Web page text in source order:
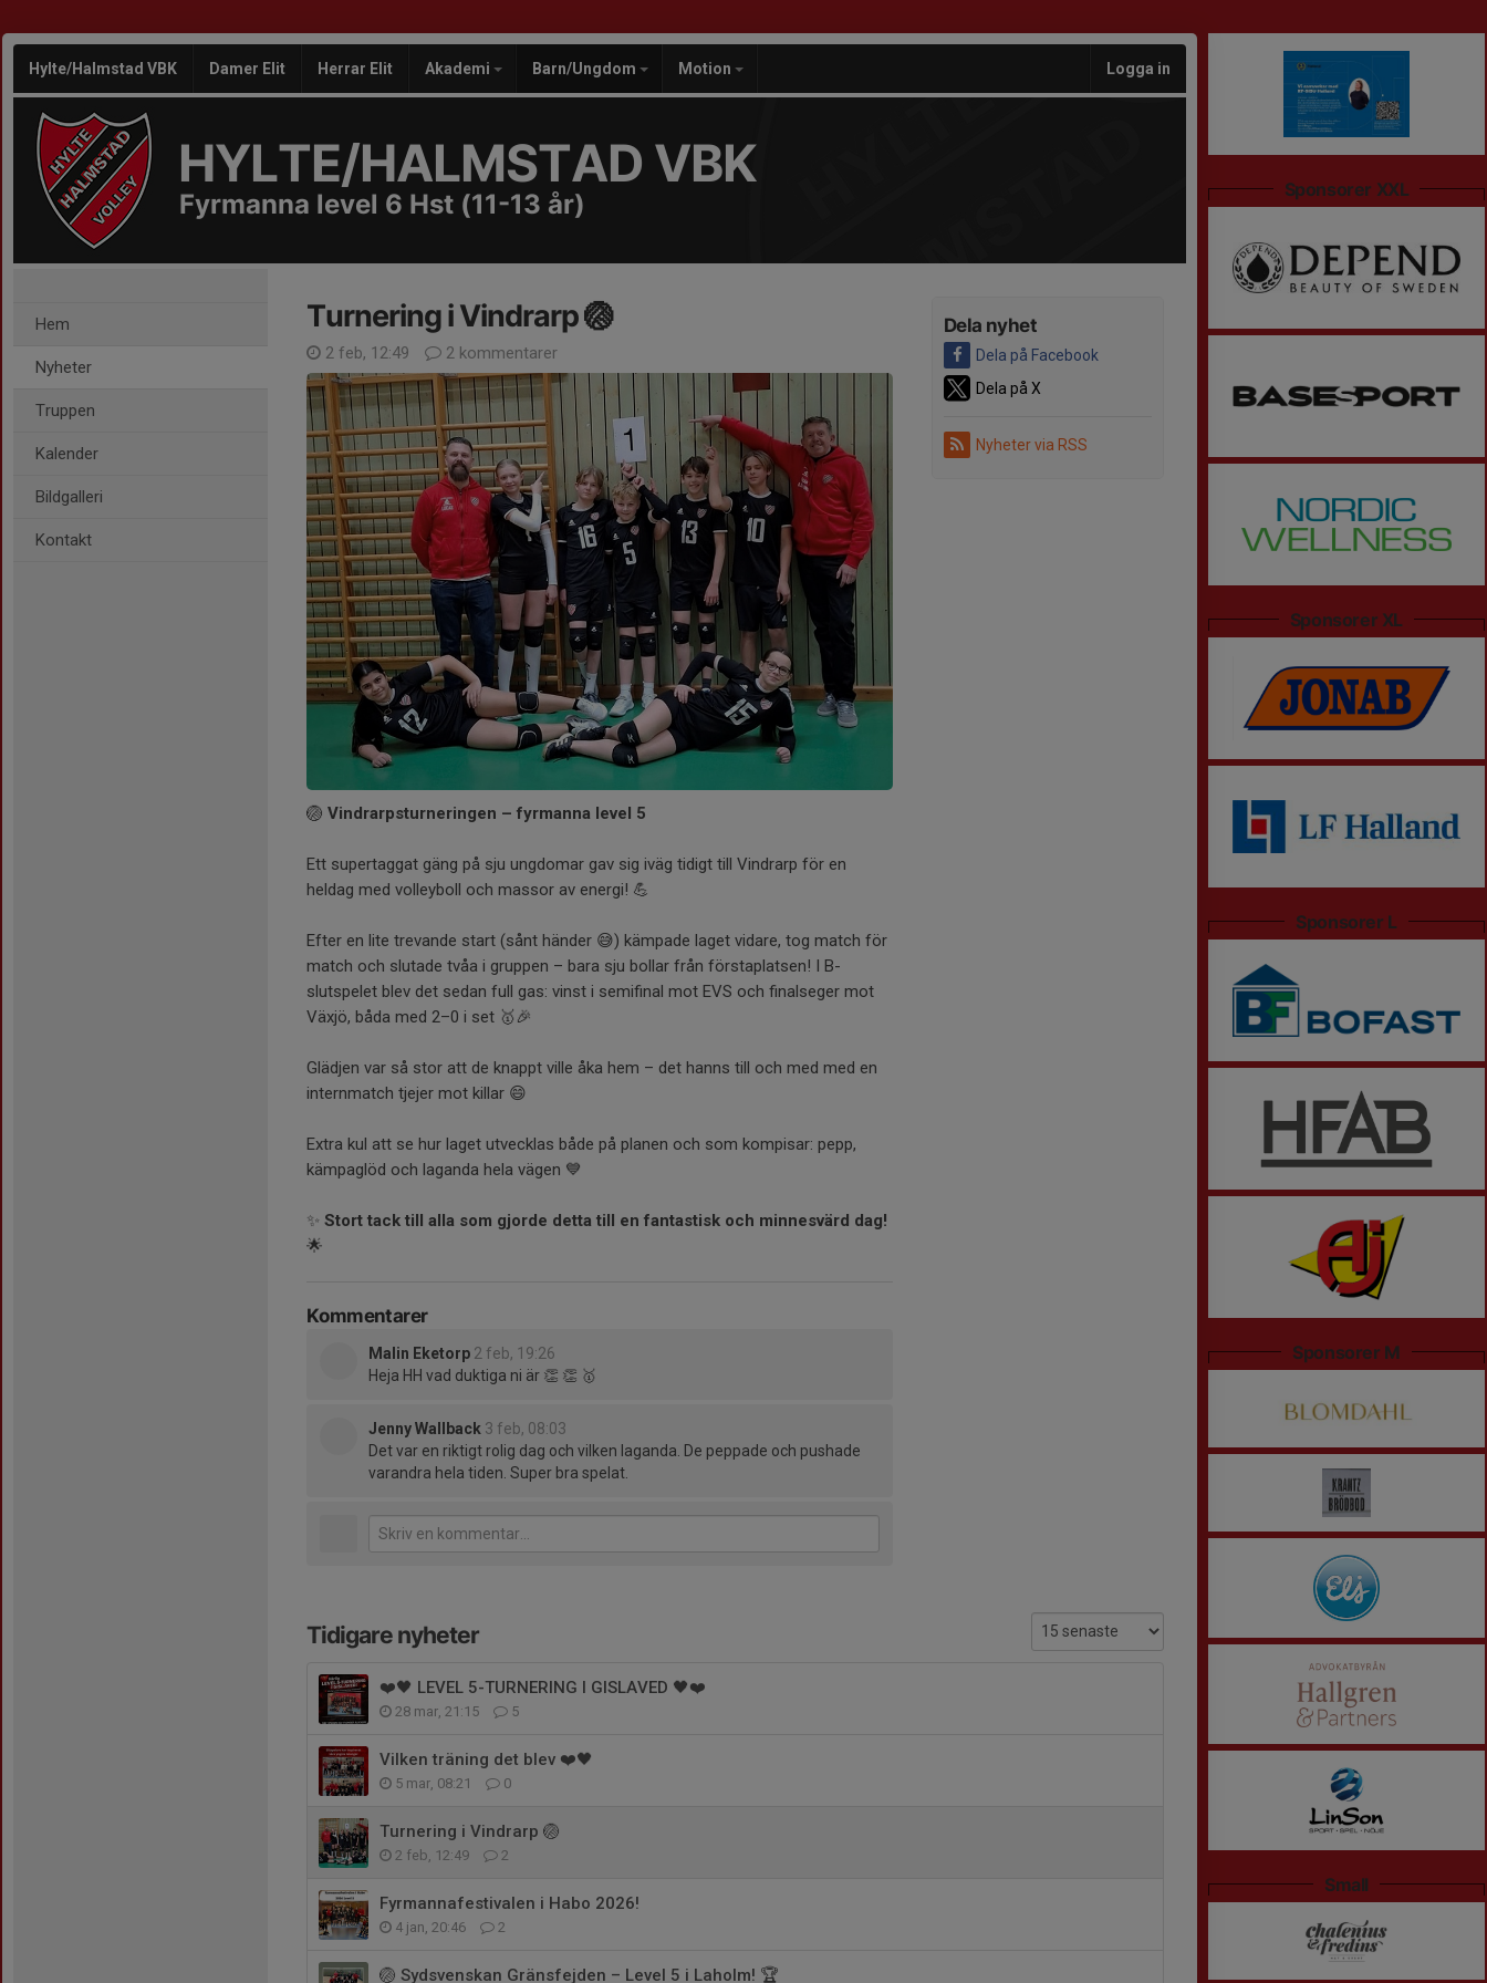
Hylte/Halmstad VBK Damer Elit Herrar Elit Akademi Barn/Ungdom Motion Logga in
HYLTE/HALMSTAD VBK
Fyrmanna level 6 Hst (11-13 år)
Hem
Nyheter
Truppen
Kalender
Bildgalleri
Kontakt
Dela nyhet
Dela på Facebook
Dela på X
Nyheter via RSS
Turnering i Vindrarp 🏐
2 feb, 12:49 2 kommentarer
🏐 Vindrarpsturneringen – fyrmanna level 5
Ett supertaggat gäng på sju ungdomar gav sig iväg tidigt till Vindrarp för en
heldag med volleyboll och massor av energi! 💪
Efter en lite trevande start (sånt händer 😅) kämpade laget vidare, tog match för
match och slutade tvåa i gruppen – bara sju bollar från förstaplatsen! I B-
slutspelet blev det sedan full gas: vinst i semifinal mot EVS och finalseger mot
Växjö, båda med 2–0 i set 🥇🎉
Glädjen var så stor att de knappt ville åka hem – det hanns till och med med en
internmatch tjejer mot killar 😄
Extra kul att se hur laget utvecklas både på planen och som kompisar: pepp,
kämpaglöd och laganda hela vägen 💙
✨ Stort tack till alla som gjorde detta till en fantastisk och minnesvärd dag!
🌟
Kommentarer
Malin Eketorp 2 feb, 19:26
Heja HH vad duktiga ni är 👏 👏 🥇
Jenny Wallback 3 feb, 08:03
Det var en riktigt rolig dag och vilken laganda. De peppade och pushade
varandra hela tiden. Super bra spelat.
Tidigare nyheter
❤️🖤 LEVEL 5-TURNERING I GISLAVED 🖤❤️
28 mar, 21:15 5
Vilken träning det blev ❤️🖤
5 mar, 08:21 0
Turnering i Vindrarp 🏐
2 feb, 12:49 2
Fyrmannafestivalen i Habo 2026!
4 jan, 20:46 2
🏐 Sydsvenskan Gränsfejden – Level 5 i Laholm! 🏆
Sponsorer XXL
Sponsorer XL
Sponsorer L
Sponsorer M
Small